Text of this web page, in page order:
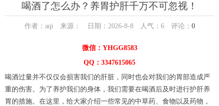
喝酒了怎么办？养胃护肝千万不可忽视！
作者：aqi 来源： 日期：2026-8-8 人气： 6评论： 0
微信：YHGG8583
QQ：3347615065
喝酒过量并不仅仅会损害我们的肝脏，同时也会对我们的胃部造成严
重的伤害。为了养护我们的身体，我们需要在喝酒后及时进行护肝养
胃的措施。在这里，给大家介绍一些常见的中草药、食物以及药物，